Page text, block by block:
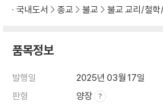
제5장 | 아름다운 절에 천년의 하늘을 담다
도의 스님 영각을 짓다
부처님 진신사리를 모시다
남도 제일의 풍광 쌍계루
국내도서 종교 불교 불교 교리/철
품목정보
발행일
2025년 03월 17일
판형
양장